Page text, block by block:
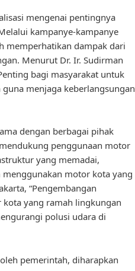
mengenai pentingnya
kampanye-kampanye
memperhatikan dampak dari
Menurut Dr. Ir. Sudirman
bagi masyarakat untuk
menjaga keberlangsungan
dengan berbagai pihak
penggunaan motor
yang memadai,
motor kota yang
“Pengembangan
yang ramah lingkungan
polusi udara di
pemerintah, diharapkan